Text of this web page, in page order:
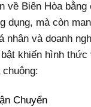
về Biên Hòa bằng
dụng, mà còn
nhân và doanh
khiến hình thức
Chuyển